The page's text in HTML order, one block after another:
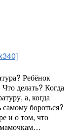
Ребёнок
делать? Когда
а, когда
бороться?
и о том, что
мамочкам…